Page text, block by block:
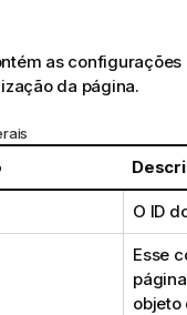
as
da página.
O ID
Esse
objeto